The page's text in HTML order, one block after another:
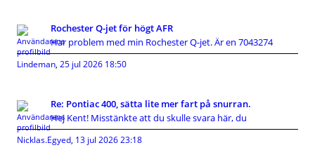
Rochester Q-jet för högt AFR
Har problem med min Rochester Q-jet. Är en 7043274
Lindeman, 25 jul 2026 18:50
Re: Pontiac 400, sätta lite mer fart på snurran.
Hej Kent! Misstänkte att du skulle svara här, du
Nicklas.Egyed, 13 jul 2026 23:18